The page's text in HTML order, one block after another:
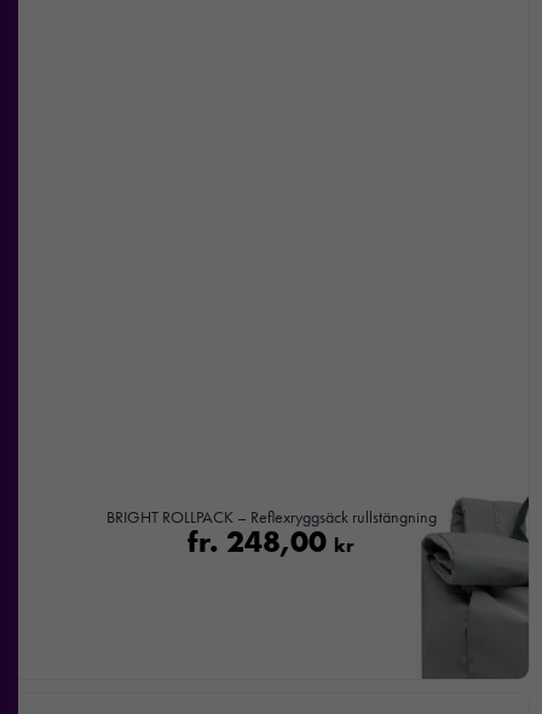
BRIGHT ROLLPACK – Reflexryggsäck rullstängning
fr. 248,00 kr